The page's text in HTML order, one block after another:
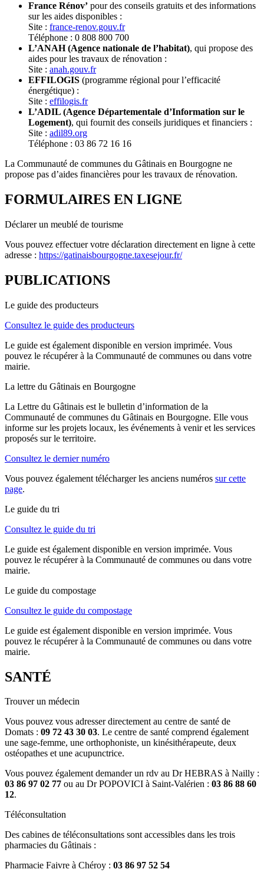
France Rénov’ pour des conseils gratuits et des informations
sur les aides disponibles :
Site : france-renov.gouv.fr
Téléphone : 0 808 800 700
L’ANAH (Agence nationale de l’habitat), qui propose des
aides pour les travaux de rénovation :
Site : anah.gouv.fr
EFFILOGIS (programme régional pour l’efficacité
énergétique) :
Site : effilogis.fr
L’ADIL (Agence Départementale d’Information sur le
Logement), qui fournit des conseils juridiques et financiers :
Site : adil89.org
Téléphone : 03 86 72 16 16
La Communauté de communes du Gâtinais en Bourgogne ne
propose pas d’aides financières pour les travaux de rénovation.
FORMULAIRES EN LIGNE
Déclarer un meublé de tourisme
Vous pouvez effectuer votre déclaration directement en ligne à cette
adresse : https://gatinaisbourgogne.taxesejour.fr/
PUBLICATIONS
Le guide des producteurs
Consultez le guide des producteurs
Le guide est également disponible en version imprimée. Vous
pouvez le récupérer à la Communauté de communes ou dans votre
mairie.
La lettre du Gâtinais en Bourgogne
La Lettre du Gâtinais est le bulletin d’information de la
Communauté de communes du Gâtinais en Bourgogne. Elle vous
informe sur les projets locaux, les événements à venir et les services
proposés sur le territoire.
Consultez le dernier numéro
Vous pouvez également télécharger les anciens numéros sur cette
page.
Le guide du tri
Consultez le guide du tri
Le guide est également disponible en version imprimée. Vous
pouvez le récupérer à la Communauté de communes ou dans votre
mairie.
Le guide du compostage
Consultez le guide du compostage
Le guide est également disponible en version imprimée. Vous
pouvez le récupérer à la Communauté de communes ou dans votre
mairie.
SANTÉ
Trouver un médecin
Vous pouvez vous adresser directement au centre de santé de
Domats : 09 72 43 30 03. Le centre de santé comprend également
une sage-femme, une orthophoniste, un kinésithérapeute, deux
ostéopathes et une acupunctrice.
Vous pouvez également demander un rdv au Dr HEBRAS à Nailly :
03 86 97 02 77 ou au Dr POPOVICI à Saint-Valérien : 03 86 88 60
12.
Téléconsultation
Des cabines de téléconsultations sont accessibles dans les trois
pharmacies du Gâtinais :
Pharmacie Faivre à Chéroy : 03 86 97 52 54